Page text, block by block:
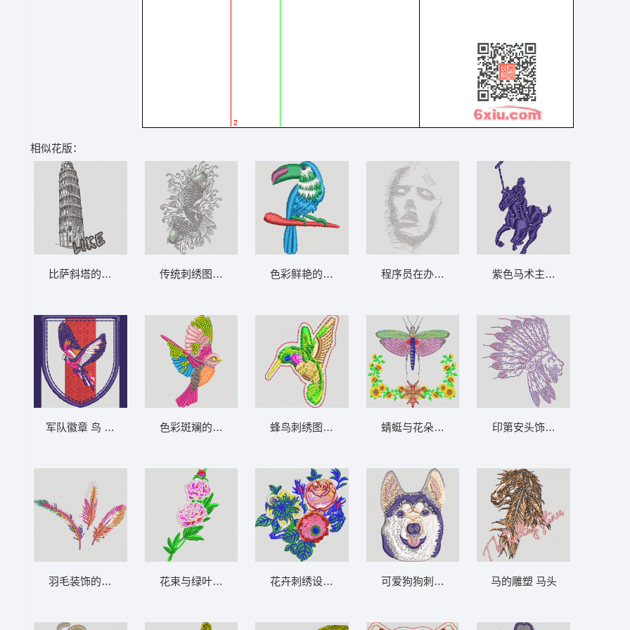
相似花版：
比萨斜塔的卡通形象 风景 比萨斜塔
军队徽章 鸟 章标
羽毛装饰的植物图案 羽毛
传统刺绣图案 鱼 鲤鱼
色彩斑斓的鸟刺绣图案 鸟
花束与绿叶的装饰 花朵
色彩鲜艳的卡通鸟 鹦鹉 鸟
蜂鸟刺绣图案 鸟
花卉刺绣设计 玫瑰花
程序员在办公室工作 人脸像
蜻蜓与花朵的刺绣图案 蝴蝶
可爱狗狗刺绣图案 狗 哈士奇 二哈
紫色马术主题 保罗 polo 骑马
印第安头饰图案 狮头标 珠片
马的雕塑 马头